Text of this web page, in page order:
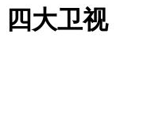
四大卫视